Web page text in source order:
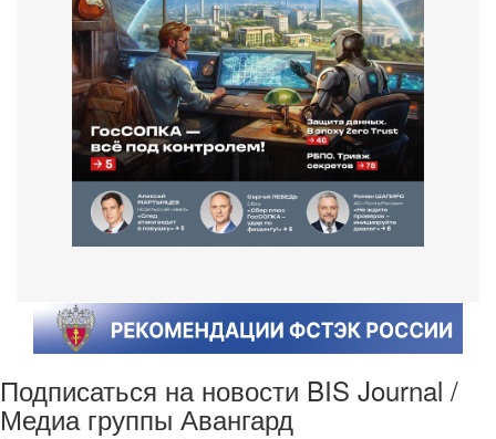
Подписаться на новости BIS Journal /
Медиа группы Авангард